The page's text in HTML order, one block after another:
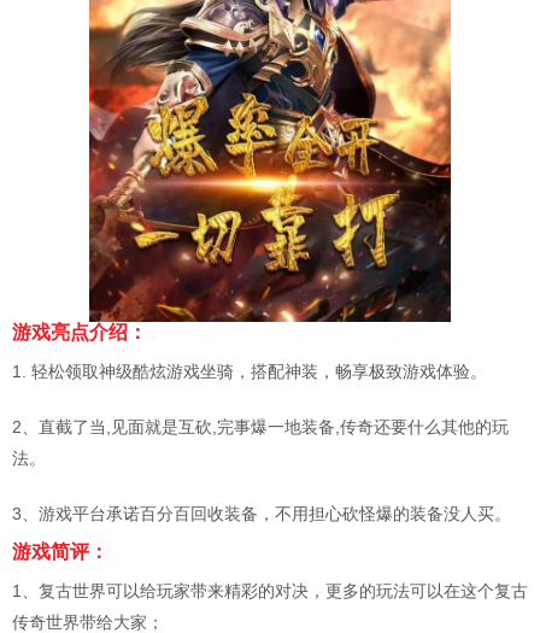
游戏亮点介绍：
1. 轻松领取神级酷炫游戏坐骑，搭配神装，畅享极致游戏体验。
2、直截了当,见面就是互砍,完事爆一地装备,传奇还要什么其他的玩
法。
3、游戏平台承诺百分百回收装备，不用担心砍怪爆的装备没人买。
游戏简评：
1、复古世界可以给玩家带来精彩的对决，更多的玩法可以在这个复古
传奇世界带给大家；